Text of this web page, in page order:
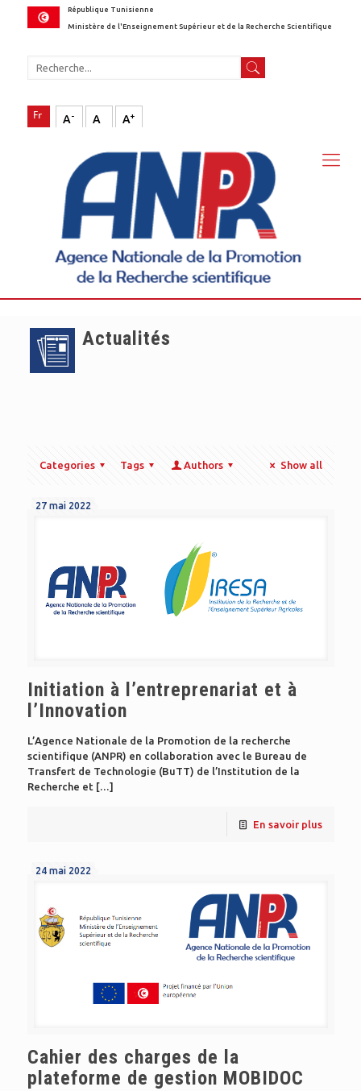
République Tunisienne
Ministère de l'Enseignement Supérieur et de la Recherche Scientifique
A- A A+
Actualités
Categories Tags Authors Show all
27 mai 2022
Initiation à l’entreprenariat et à
l’Innovation
L’Agence Nationale de la Promotion de la recherche
scientifique (ANPR) en collaboration avec le Bureau de
Transfert de Technologie (BuTT) de l’Institution de la
Recherche et […]
En savoir plus
24 mai 2022
Cahier des charges de la
plateforme de gestion MOBIDOC